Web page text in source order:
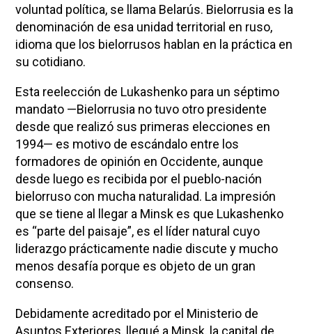
voluntad política, se llama Belarús. Bielorrusia es la
denominación de esa unidad territorial en ruso,
idioma que los bielorrusos hablan en la práctica en
su cotidiano.
Esta reelección de Lukashenko para un séptimo
mandato —Bielorrusia no tuvo otro presidente
desde que realizó sus primeras elecciones en
1994— es motivo de escándalo entre los
formadores de opinión en Occidente, aunque
desde luego es recibida por el pueblo-nación
bielorruso con mucha naturalidad. La impresión
que se tiene al llegar a Minsk es que Lukashenko
es “parte del paisaje”, es el líder natural cuyo
liderazgo prácticamente nadie discute y mucho
menos desafía porque es objeto de un gran
consenso.
Debidamente acreditado por el Ministerio de